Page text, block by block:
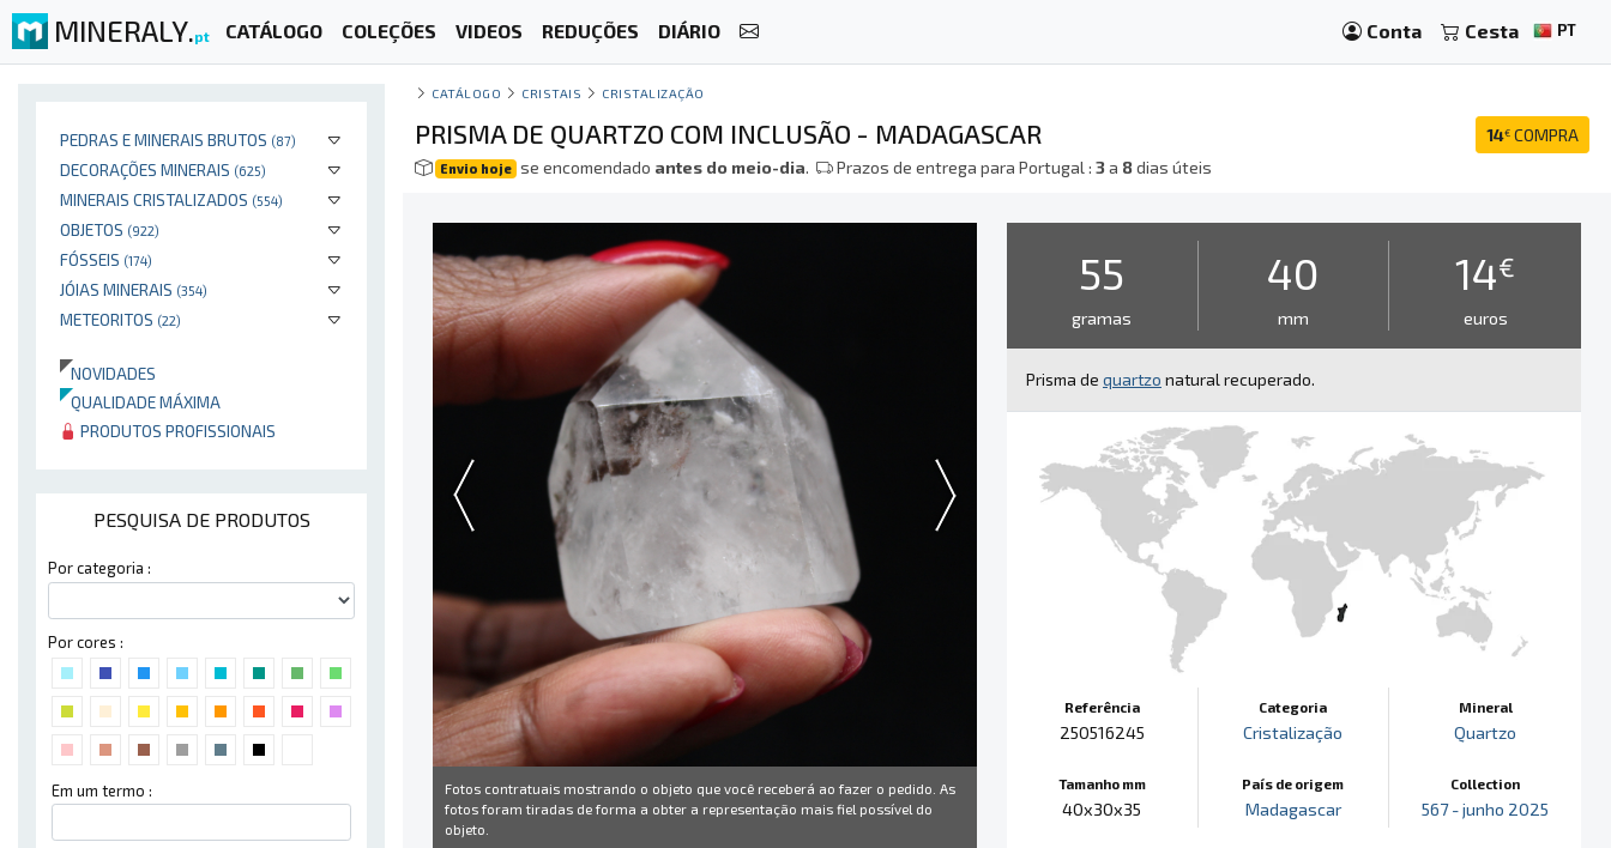
MINERALY.pt CATÁLOGO COLEÇÕES VIDEOS REDUÇÕES DIÁRIO Conta Cesta PT
PEDRAS E MINERAIS BRUTOS (87)
DECORAÇÕES MINERAIS (625)
MINERAIS CRISTALIZADOS (554)
OBJETOS (922)
FÓSSEIS (174)
JÓIAS MINERAIS (354)
METEORITOS (22)
NOVIDADES
QUALIDADE MÁXIMA
PRODUTOS PROFISSIONAIS
PESQUISA DE PRODUTOS
Por categoria :
Por cores :
Em um termo :
CATÁLOGO CRISTAIS CRISTALIZAÇÃO
14€ COMPRA
PRISMA DE QUARTZO COM INCLUSÃO - MADAGASCAR
Envio hoje se encomendado antes do meio-dia. Prazos de entrega para Portugal :3a 8dias úteis
Fotos contratuais mostrando o objeto que você receberá ao fazer o pedido. As
fotos foram tiradas de forma a obter a representação mais fiel possível do
objeto.
55
gramas
40
mm
14€
euros
Prisma de quartzo natural recuperado.
Referência
250516245
Tamanho mm
40x30x35
Categoria
Cristalização
País de origem
Madagascar
Mineral
Quartzo
Collection
567 - junho 2025